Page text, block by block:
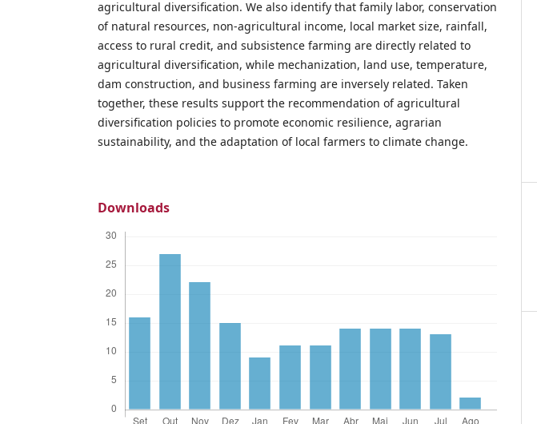
agricultural diversification. We also identify that family labor, conservation
of natural resources, non-agricultural income, local market size, rainfall,
access to rural credit, and subsistence farming are directly related to
agricultural diversification, while mechanization, land use, temperature,
dam construction, and business farming are inversely related. Taken
together, these results support the recommendation of agricultural
diversification policies to promote economic resilience, agrarian
sustainability, and the adaptation of local farmers to climate change.
Downloads